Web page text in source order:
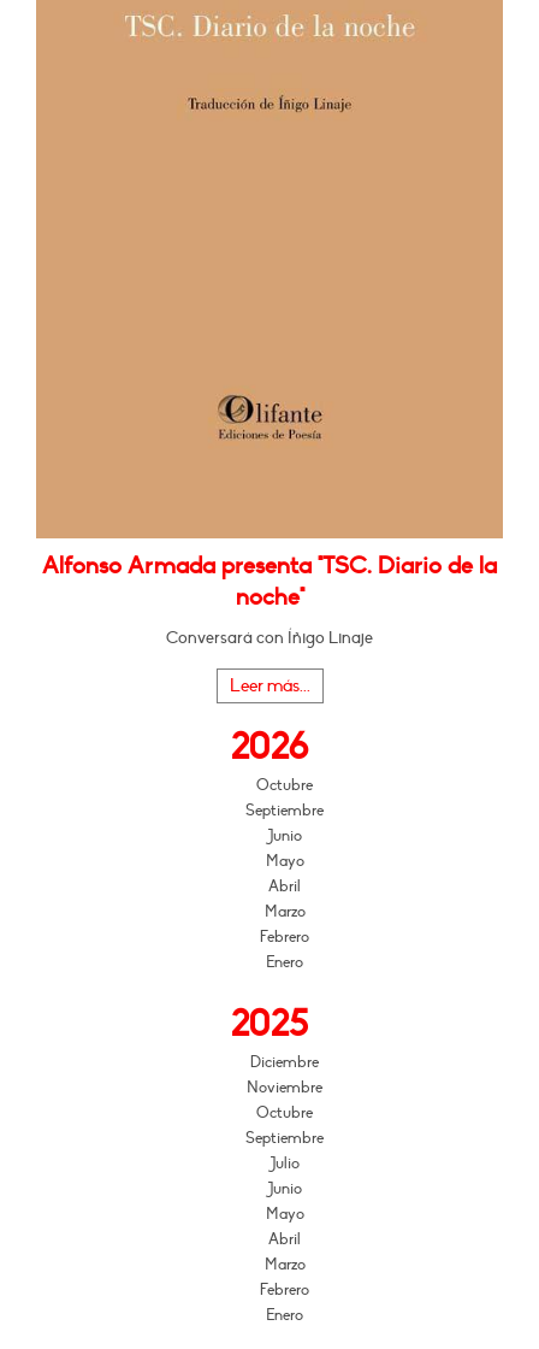
Alfonso Armada presenta "TSC. Diario de la
noche"
Conversará con Íñigo Linaje
Leer más...
2026
Octubre
Septiembre
Junio
Mayo
Abril
Marzo
Febrero
Enero
2025
Diciembre
Noviembre
Octubre
Septiembre
Julio
Junio
Mayo
Abril
Marzo
Febrero
Enero